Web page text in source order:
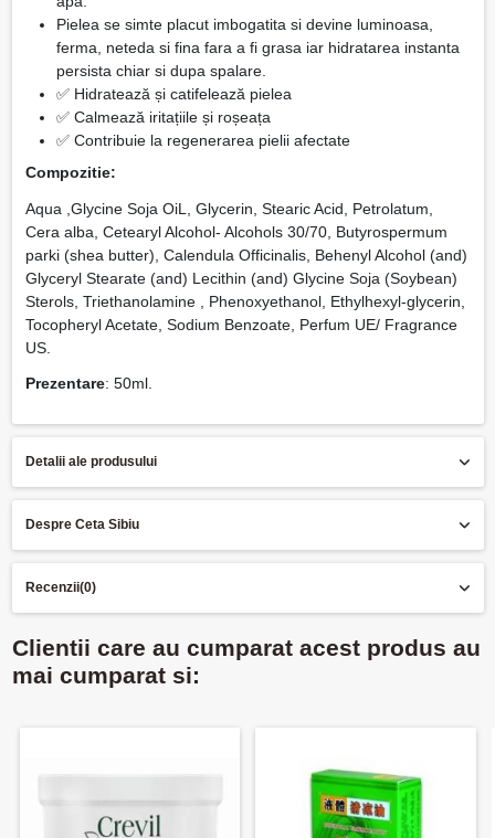
Pielea se simte placut imbogatita si devine luminoasa,
ferma, neteda si fina fara a fi grasa iar hidratarea instanta
persista chiar si dupa spalare.
✅ Hidratează și catifelează pielea
✅ Calmează iritațiile și roșeața
✅ Contribuie la regenerarea pielii afectate
Compozitie:
Aqua ,Glycine Soja OiL, Glycerin, Stearic Acid, Petrolatum,
Cera alba, Cetearyl Alcohol- Alcohols 30/70, Butyrospermum
parki (shea butter), Calendula Officinalis, Behenyl Alcohol (and)
Glyceryl Stearate (and) Lecithin (and) Glycine Soja (Soybean)
Sterols, Triethanolamine , Phenoxyethanol, Ethylhexyl-glycerin,
Tocopheryl Acetate, Sodium Benzoate, Perfum UE/ Fragrance
US.
Prezentare: 50ml.
Detalii ale produsului
Despre Ceta Sibiu
Recenzii(0)
Clientii care au cumparat acest produs au
mai cumparat si: